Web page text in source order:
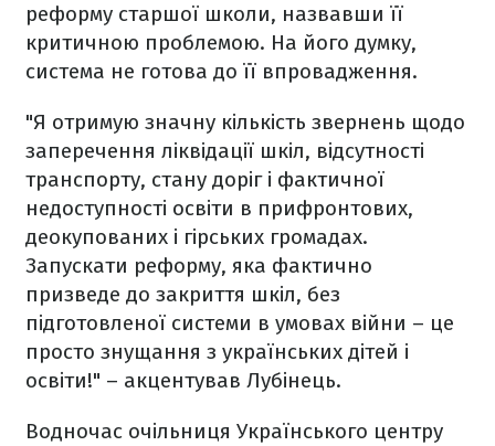
реформу старшої школи, назвавши її
критичною проблемою. На його думку,
система не готова до її впровадження.
"Я отримую значну кількість звернень щодо
заперечення ліквідації шкіл, відсутності
транспорту, стану доріг і фактичної
недоступності освіти в прифронтових,
деокупованих і гірських громадах.
Запускати реформу, яка фактично
призведе до закриття шкіл, без
підготовленої системи в умовах війни – це
просто знущання з українських дітей і
освіти!" – акцентував Лубінець.
Водночас очільниця Українського центру